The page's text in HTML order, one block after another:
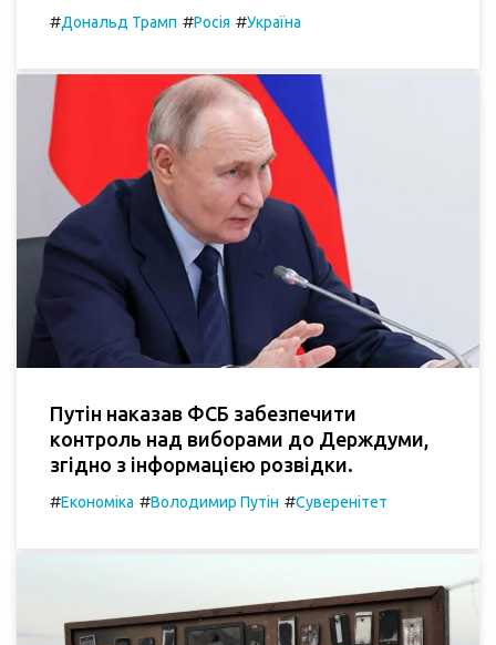
#Дональд Трамп #Росія #Україна
Путін наказав ФСБ забезпечити
контроль над виборами до Держдуми,
згідно з інформацією розвідки.
#Економіка #Володимир Путін #Суверенітет